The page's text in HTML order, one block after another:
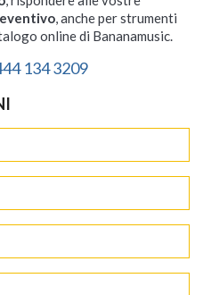
, anche per strumenti
online di Bananamusic.
134 3209